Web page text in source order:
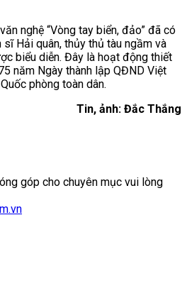
nghệ “Vòng tay biển, đảo” đã có
Hải quân, thủy thủ tàu ngầm và
biểu diễn. Đây là hoạt động thiết
năm Ngày thành lập QĐND Việt
phòng toàn dân.
Tin, ảnh: Đắc Thắng
góp cho chuyên mục vui lòng